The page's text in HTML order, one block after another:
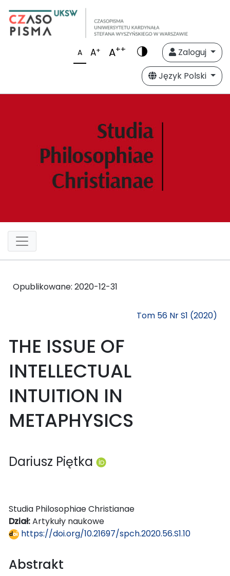
A A+ A++
Zaloguj
Język Polski
Opublikowane: 2020-12-31
Tom 56 Nr S1 (2020)
THE ISSUE OF
INTELLECTUAL
INTUITION IN
METAPHYSICS
Dariusz Piętka
Studia Philosophiae Christianae
Dział:Artykuły naukowe
https://doi.org/10.21697/spch.2020.56.S1.10
Abstrakt